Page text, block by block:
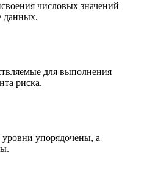
числовых значений
данных.
для выполнения
риска.
упорядочены, а